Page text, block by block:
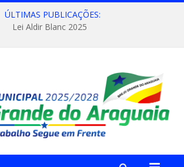
ÚLTIMAS PUBLICAÇÕES:
Lei Aldir Blanc 2025